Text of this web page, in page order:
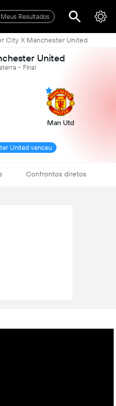
Meus Resultados
City X Manchester United
United
- Final
Man Utd
United venceu
Confrontos diretos